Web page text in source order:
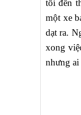
tôi đến
một xe
dạt ra.
xong
nhưng ai